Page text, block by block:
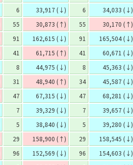
6 33,917 (↓) 6
34,033 (↓)
55 30,873 (↑) 55
30,170 (↑)
91 162,615 (↓) 91
165,504 (↓)
41 61,715 (↑) 41
60,671 (↓)
8 44,975 (↓) 8
45,363 (↓)
31 48,940 (↑) 34
45,587 (↓)
47 67,315 (↓) 47
68,281 (↓)
7 39,329 (↓) 7
39,657 (↓)
5 38,840 (↓) 5
39,280 (↓)
29 158,900 (↑) 29
158,545 (↓)
96 152,569 (↓) 96
154,603 (↓)